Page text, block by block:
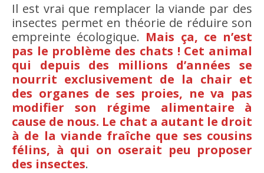
Il est vrai que remplacer la viande par des
insectes permet en théorie de réduire son
empreinte écologique. Mais ça, ce n’est
pas le problème des chats ! Cet animal
qui depuis des millions d’années se
nourrit exclusivement de la chair et
des organes de ses proies, ne va pas
modifier son régime alimentaire à
cause de nous. Le chat a autant le droit
à de la viande fraîche que ses cousins
félins, à qui on oserait peu proposer
des insectes.